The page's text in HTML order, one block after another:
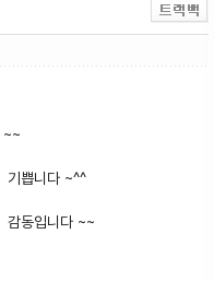
~~
쁩니다 ~^^
동입니다 ~~